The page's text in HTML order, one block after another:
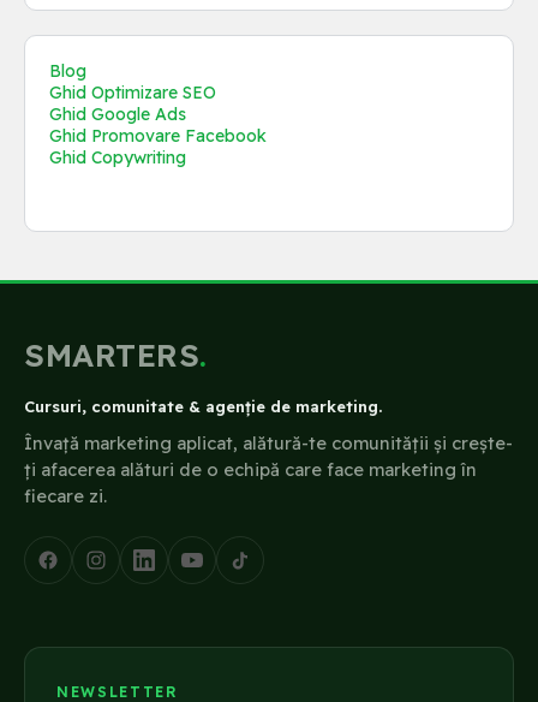
Blog
Ghid Optimizare SEO
Ghid Google Ads
Ghid Promovare Facebook
Ghid Copywriting
SMARTERS.
Cursuri, comunitate & agenție de marketing.
Învață marketing aplicat, alătură-te comunității și crește-
ți afacerea alături de o echipă care face marketing în
fiecare zi.
NEWSLETTER